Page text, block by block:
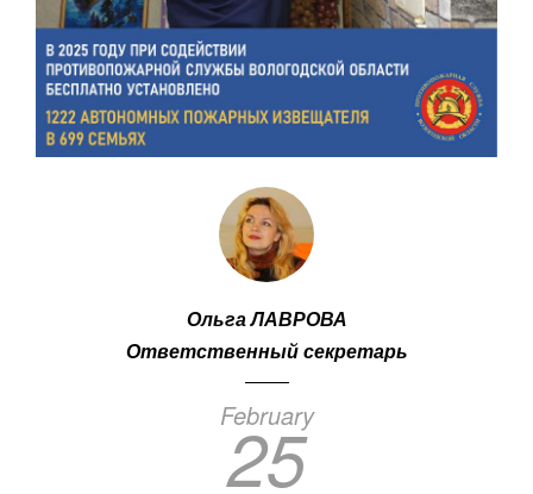
Ольга ЛАВРОВА
Ответственный секретарь
February
25